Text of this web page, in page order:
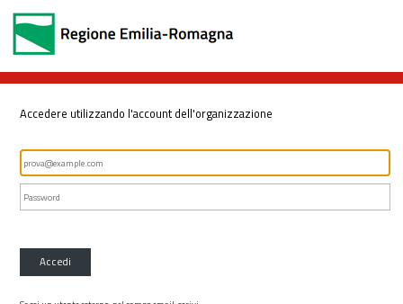
Accedere utilizzando l'account dell'organizzazione
Accedi